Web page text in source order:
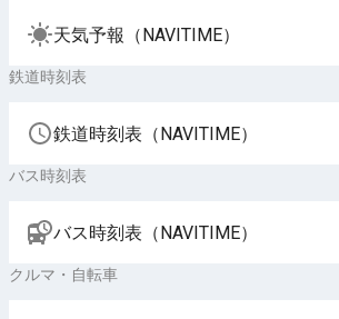
天気予報（NAVITIME）
鉄道時刻表
鉄道時刻表（NAVITIME）
バス時刻表
バス時刻表（NAVITIME）
クルマ・自転車